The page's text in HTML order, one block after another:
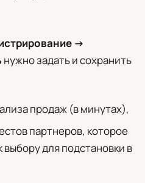
->
нужно задать и сохранить
продаж (в минутах),
партнеров, которое
выбору для подстановки в